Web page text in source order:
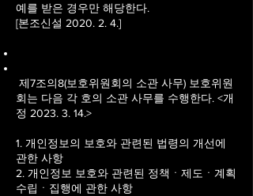
예를 받은 경우만 해당한다.
[본조신설 2020. 2. 4.]
제7조의8(보호위원회의 소관 사무) 보호위원
회는 다음 각 호의 소관 사무를 수행한다. <개
정 2023. 3. 14.>
1. 개인정보의 보호와 관련된 법령의 개선에
관한 사항
2. 개인정보 보호와 관련된 정책ㆍ제도ㆍ계획
수립ㆍ집행에 관한 사항